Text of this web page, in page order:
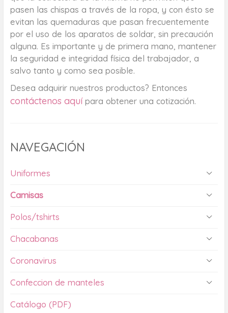
pasen las chispas a través de la ropa, y con ésto se
evitan las quemaduras que pasan frecuentemente
por el uso de los aparatos de soldar, sin precaución
alguna. Es importante y de primera mano, mantener
la seguridad e integridad física del trabajador, a
salvo tanto y como sea posible.
Desea adquirir nuestros productos? Entonces
contáctenos aquípara obtener una cotización.
NAVEGACIÓN
Uniformes
Camisas
Polos/tshirts
Chacabanas
Coronavirus
Confeccion de manteles
Catálogo (PDF)